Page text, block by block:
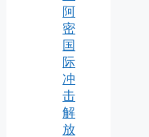
阿
密
国
际
冲
击
解
放